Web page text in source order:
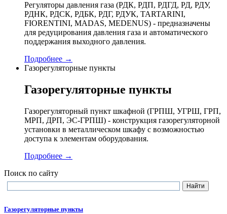
Регуляторы давления газа (РДК, РДП, РДГД, РД, РДУ,
РДНК, РДСК, РДБК, РДГ, РДУК, TARTARINI,
FIORENTINI, MADAS, MEDENUS) - предназначены
для редуцирования давления газа и автоматического
поддержания выходного давления.
Подробнее →
Газорегуляторные пункты
Газорегуляторные пункты
Газорегуляторный пункт шкафной (ГРПШ, УГРШ, ГРП,
МРП, ДРП, ЭС-ГРПШ) - конструкция газорегуляторной
установки в металлическом шкафу с возможностью
доступа к элементам оборудования.
Подробнее →
Поиск по сайту
Газорегуляторные пункты